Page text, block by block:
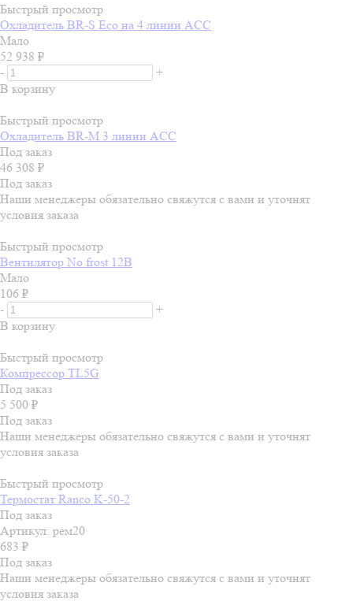
Быстрый просмотр
Охладитель BR-S Есо на 4 линии ACC
Мало
52 938 ₽
-
+
В корзину
Быстрый просмотр
Охладитель BR-М 3 линии ACC
Под заказ
46 308 ₽
Под заказ
Наши менеджеры обязательно свяжутся с вами и уточнят
условия заказа
Быстрый просмотр
Вентилятор No frost 12В
Мало
106 ₽
-
+
В корзину
Быстрый просмотр
Компрессор TL5G
Под заказ
5 500 ₽
Под заказ
Наши менеджеры обязательно свяжутся с вами и уточнят
условия заказа
Быстрый просмотр
Термостат Ranco K-50-2
Под заказ
Артикул: рем20
683 ₽
Под заказ
Наши менеджеры обязательно свяжутся с вами и уточнят
условия заказа